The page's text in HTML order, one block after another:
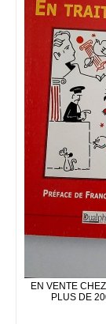
EN VENTE
PLUS DE